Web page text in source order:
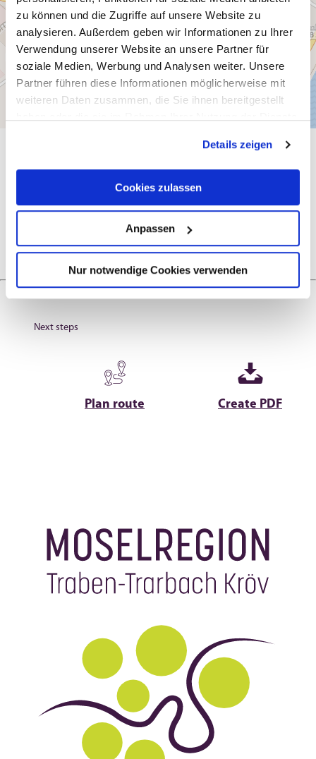
zu können und die Zugriffe auf unsere Website zu
analysieren. Außerdem geben wir Informationen zu Ihrer
Verwendung unserer Website an unsere Partner für
soziale Medien, Werbung und Analysen weiter. Unsere
Partner führen diese Informationen möglicherweise mit
weiteren Daten zusammen, die Sie ihnen bereitgestellt
Details zeigen
Cookies zulassen
Anpassen
Nur notwendige Cookies verwenden
Next steps
Plan route Create PDF